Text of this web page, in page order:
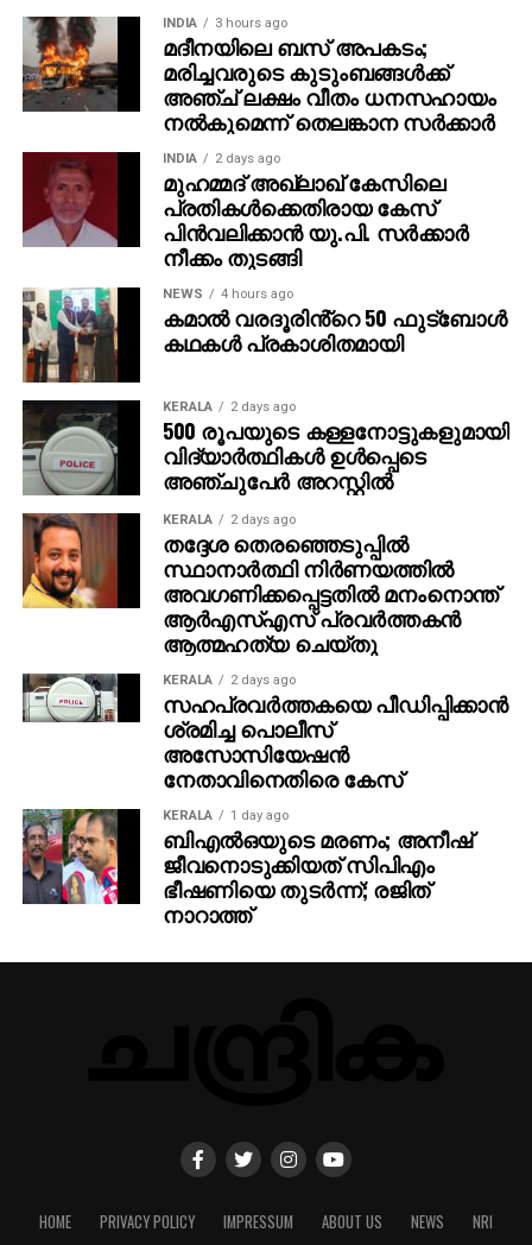
INDIA 3 hours ago
മദീനയിലെ ബസ് അപകടം;
മരിച്ചവരുടെ കുടുംബങ്ങള്‍ക്ക്
അഞ്ച് ലക്ഷം വീതം ധനസഹായം
നല്‍കുമെന്ന് തെലങ്കാന സര്‍ക്കാര്‍
INDIA 2 days ago
മുഹമ്മദ് അഖ്‌ലാഖ് കേസിലെ
പ്രതികള്‍ക്കെതിരായ കേസ്
പിന്‍വലിക്കാന്‍ യു.പി. സര്‍ക്കാര്‍
നീക്കം തുടങ്ങി
NEWS 4 hours ago
കമാൽ വരദൂരിൻ്റെ 50 ഫുട്ബോൾ
കഥകൾ പ്രകാശിതമായി
KERALA 2 days ago
500 രൂപയുടെ കള്ളനോട്ടുകളുമായി
വിദ്യാര്‍ത്ഥികള്‍ ഉള്‍പ്പെടെ
അഞ്ചുപേര്‍ അറസ്റ്റില്‍
KERALA 2 days ago
തദ്ദേശ തെരഞ്ഞെടുപ്പില്‍
സ്ഥാനാര്‍ത്ഥി നിര്‍ണയത്തില്‍
അവഗണിക്കപ്പെട്ടതില്‍ മനംനൊന്ത്
ആര്‍എസ്എസ് പ്രവര്‍ത്തകന്‍
ആത്മഹത്യ ചെയ്തു
KERALA 2 days ago
സഹപ്രവര്‍ത്തകയെ പീഡിപ്പിക്കാന്‍
ശ്രമിച്ച പൊലീസ്
അസോസിയേഷന്‍
നേതാവിനെതിരെ കേസ്
KERALA 1 day ago
ബിഎല്‍ഒയുടെ മരണം; അനീഷ്
ജീവനൊടുക്കിയത് സിപിഎം
ഭീഷണിയെ തുടര്‍ന്ന്; രജിത്
നാറാത്ത്
HOME PRIVACY POLICY IMPRESSUM ABOUT US NEWS NRI